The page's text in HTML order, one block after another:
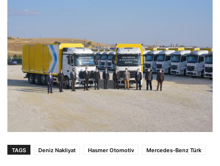
TAGS Deniz Nakliyat Hasmer Otomotiv Mercedes-Benz Türk